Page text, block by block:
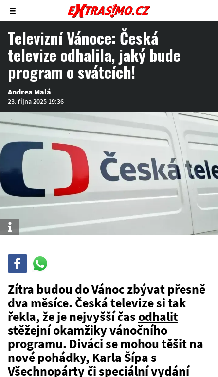
Zobrazit/skrýt
menu
Televizní Vánoce: Česká
televize odhalila, jaký bude
program o svátcích!
Andrea Malá
23. října 2025 19:36
Info
Sdílej
WhatsAppu
Zítra budou do Vánoc zbývat přesně
dva měsíce. Česká televize si tak
řekla, že je nejvyšší čas odhalit
stěžejní okamžiky vánočního
programu. Diváci se mohou těšit na
nové pohádky, Karla Šípa s
Všechnopárty či speciální vydání